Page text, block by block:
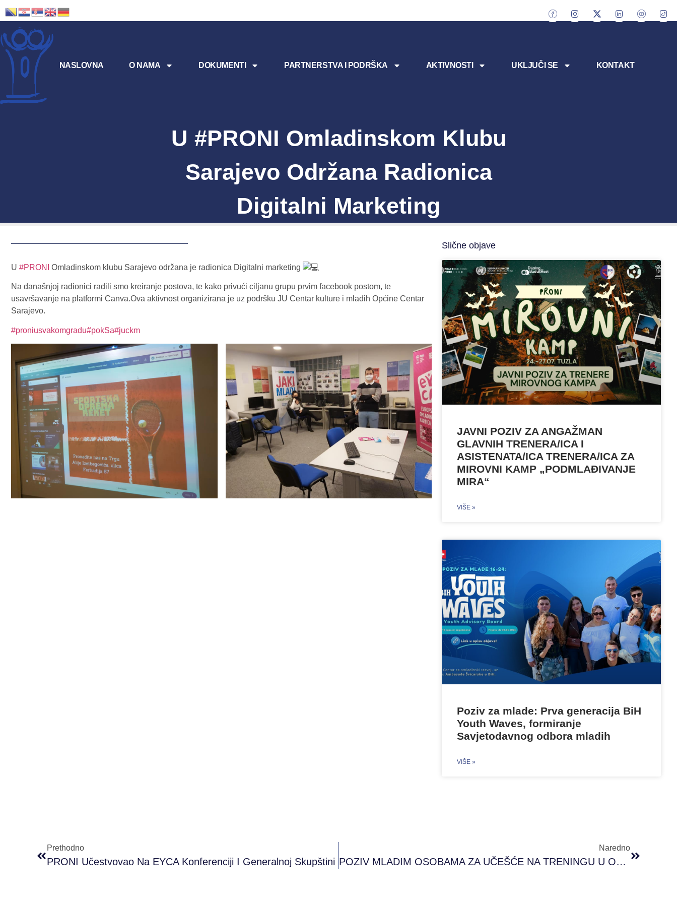
NASLOVNA O NAMA DOKUMENTI PARTNERSTVA I PODRŠKA AKTIVNOSTI UKLJUČI SE KONTAKT
U #PRONI Omladinskom Klubu
Sarajevo Održana Radionica
Digitalni Marketing
U #PRONI Omladinskom klubu Sarajevo održana je radionica Digitalni marketing
Na današnjoj radionici radili smo kreiranje postova, te kako privući ciljanu grupu prvim facebook postom, te
usavršavanje na platformi Canva.Ova aktivnost organizirana je uz podršku JU Centar kulture i mladih Općine Centar
Sarajevo.
#proniusvakomgradu#pokSa#juckm
Slične objave
JAVNI POZIV ZA ANGAŽMAN
GLAVNIH TRENERA/ICA I
ASISTENATA/ICA TRENERA/ICA ZA
MIROVNI KAMP „PODMLAĐIVANJE
MIRA“
VIŠE »
Poziv za mlade: Prva generacija BiH
Youth Waves, formiranje
Savjetodavnog odbora mladih
VIŠE »
Prethodno
PRONI Učestvovao Na EYCA Konferenciji I Generalnoj Skupštini
Naredno
POZIV MLADIM OSOBAMA ZA UČEŠĆE NA TRENINGU U OKVIRU PROJEKTA “YEEP! JAKI MLADI – NOVA PERSPEKTIVA